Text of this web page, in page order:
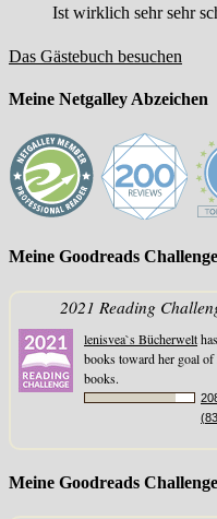
Ist wirklich sehr sehr
Das Gästebuch besuchen
Meine Netgalley Abzeichen
Meine Goodreads
2021 Reading
lenisvea`s Bücherwelt
books toward her goal of
books.
Meine Goodreads